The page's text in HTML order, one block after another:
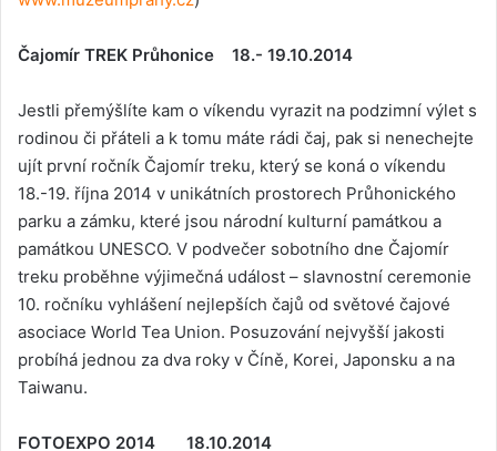
Čajomír TREK Průhonice 18.- 19.10.2014
Jestli přemýšlíte kam o víkendu vyrazit na podzimní výlet s
rodinou či přáteli a k tomu máte rádi čaj, pak si nenechejte
ujít první ročník Čajomír treku, který se koná o víkendu
18.-19. října 2014 v unikátních prostorech Průhonického
parku a zámku, které jsou národní kulturní památkou a
památkou UNESCO. V podvečer sobotního dne Čajomír
treku proběhne výjimečná událost – slavnostní ceremonie
10. ročníku vyhlášení nejlepších čajů od světové čajové
asociace World Tea Union. Posuzování nejvyšší jakosti
probíhá jednou za dva roky v Číně, Korei, Japonsku a na
Taiwanu.
FOTOEXPO 2014 18.10.2014